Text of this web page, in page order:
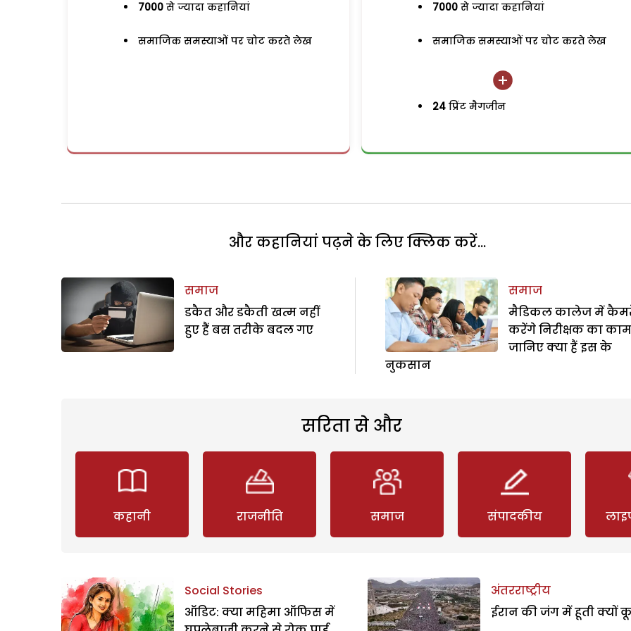
7000 से ज्यादा कहानियां
समाजिक समस्याओं पर चोट करते लेख
7000 से ज्यादा कहानियां
समाजिक समस्याओं पर चोट करते लेख
24 प्रिंट मैगजीन
और कहानियां पढ़ने के लिए क्लिक करें...
समाज
डकैत और डकैती खत्म नहीं
हुए हैं बस तरीके बदल गए
समाज
मैडिकल कालेज में
करेंगे निरीक्षक का
जानिए क्या हैं इस के
नुकसान
सरिता से और
कहानी राजनीति समाज संपादकीय
Social Stories
ऑडिट: क्या महिमा ऑफिस में
अंतरराष्ट्रीय
ईरान की जंग में हूती क्यों